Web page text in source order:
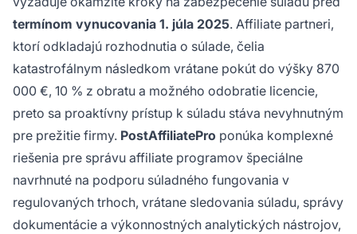
termínom vynucovania 1. júla 2025. Affiliate partneri,
ktorí odkladajú rozhodnutia o súlade, čelia
katastrofálnym následkom vrátane pokút do výšky 870
000 €, 10 % z obratu a možného odobratie licencie,
preto sa proaktívny prístup k súladu stáva nevyhnutným
pre prežitie firmy. PostAffiliatePro ponúka komplexné
riešenia pre správu affiliate programov špeciálne
navrhnuté na podporu súladného fungovania v
regulovaných trhoch, vrátane sledovania súladu, správy
dokumentácie a výkonnostných analytických nástrojov,